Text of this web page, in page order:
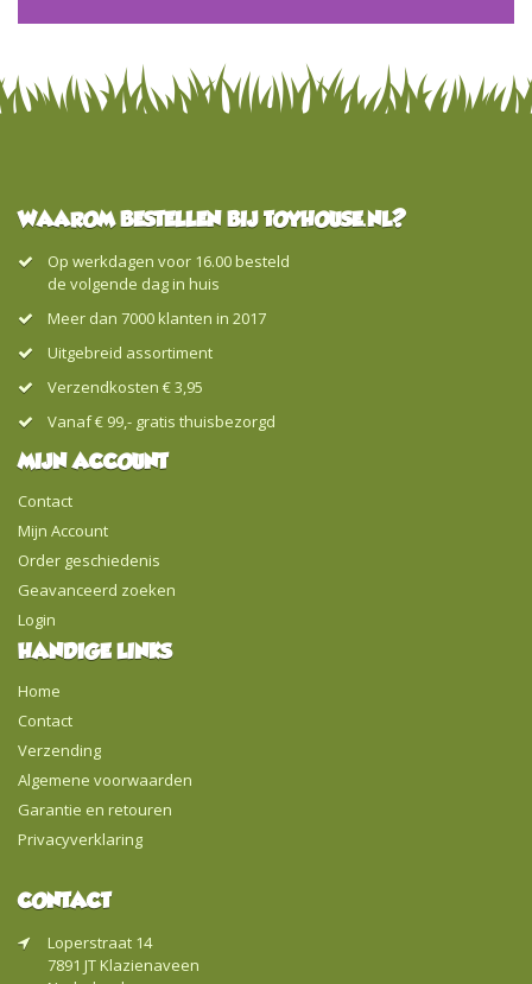
WAAROM BESTELLEN BIJ TOYHOUSE.NL?
Op werkdagen voor 16.00 besteld
de volgende dag in huis
Meer dan 7000 klanten in 2017
Uitgebreid assortiment
Verzendkosten € 3,95
Vanaf € 99,- gratis thuisbezorgd
MIJN ACCOUNT
Contact
Mijn Account
Order geschiedenis
Geavanceerd zoeken
Login
HANDIGE LINKS
Home
Contact
Verzending
Algemene voorwaarden
Garantie en retouren
Privacyverklaring
CONTACT
Loperstraat 14
7891 JT Klazienaveen